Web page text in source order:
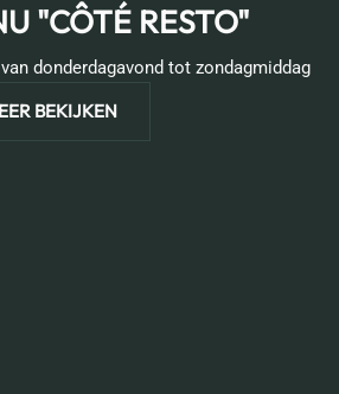
"CÔTÉ RESTO"
donderdagavond tot zondagmiddag
BEKIJKEN